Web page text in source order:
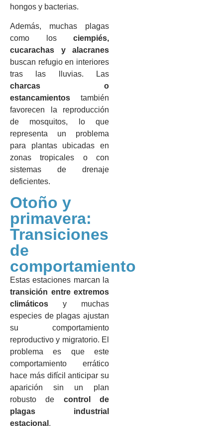
hongos y bacterias.
Además, muchas plagas
como losciempiés,
cucarachas y alacranes
buscan refugio en interiores
tras las lluvias. Las
charcas o
estancamientos también
favorecen la reproducción
de mosquitos, lo que
representa un problema
para plantas ubicadas en
zonas tropicales o con
sistemas de drenaje
deficientes.
Otoño y
primavera:
Transiciones
de
comportamiento
Estas estaciones marcan la
transición entre extremos
climáticos y muchas
especies de plagas ajustan
su comportamiento
reproductivo y migratorio. El
problema es que este
comportamiento errático
hace más difícil anticipar su
aparición sin un plan
robusto de control de
plagas industrial
estacional .